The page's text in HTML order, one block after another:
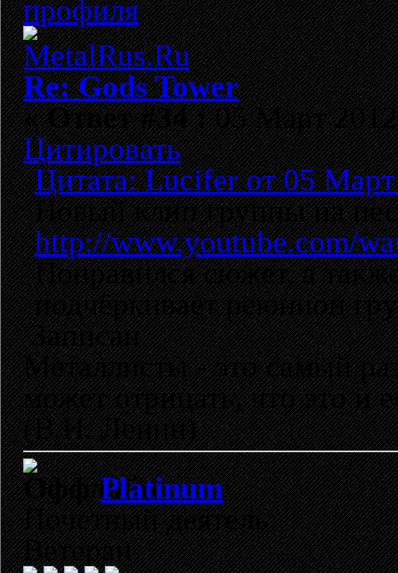
Re: Gods Tower
«Ответ #34 :05 Март
Цитировать
Цитата: Lucifer от 05
Новый клип группы на
http://www.youtube.com/
Понравился сюжет, а
подчёркивает реюнион
Записан
Металлисты - это самый
может отрицать, что это и
(В.И. Ленин)
Platinum
Почетный деятель
Ветеран